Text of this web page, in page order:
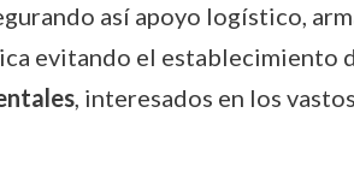
así apoyo logístico,
evitando el establecimiento
, interesados en los